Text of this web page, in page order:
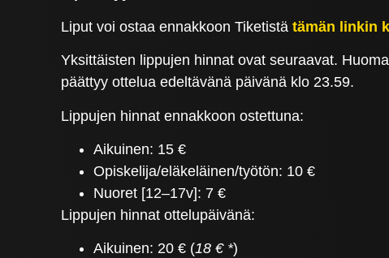
Liput voi ostaa ennakkoon Tiketistätämän linkin
Yksittäisten lippujen hinnat ovat seuraavat.
päättyy ottelua edeltävänä päivänä klo 23.59.
Lippujen hinnat ennakkoon ostettuna:
Aikuinen: 15 €
Opiskelija/eläkeläinen/työtön: 10 €
Nuoret [12–17v]: 7 €
Lippujen hinnat ottelupäivänä:
Aikuinen: 20 € (18 € *)